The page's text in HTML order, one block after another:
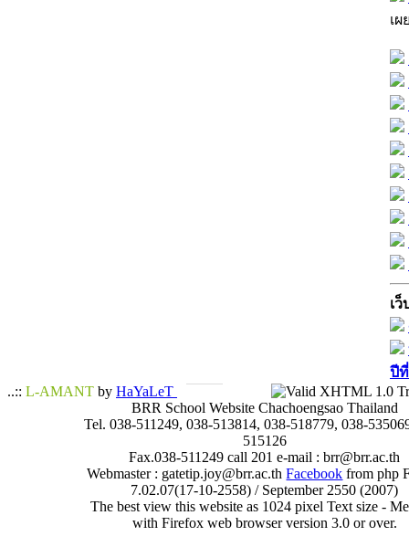
เ
เว็
ปี
..:: L-AMANT by HaYaLeT
BRR School Website Chachoengsao Thailand
Tel. 038-511249, 038-513814, 038-518779, 038-
515126
Fax.038-511249 call 201 e-mail : brr@brr.ac.th
Webmaster : gatetip.joy@brr.ac.thFacebook from php
7.02.07(17-10-2558) / September 2550 (2007)
The best view this website as 1024 pixel Text size -
with Firefox web browser version 3.0 or over.